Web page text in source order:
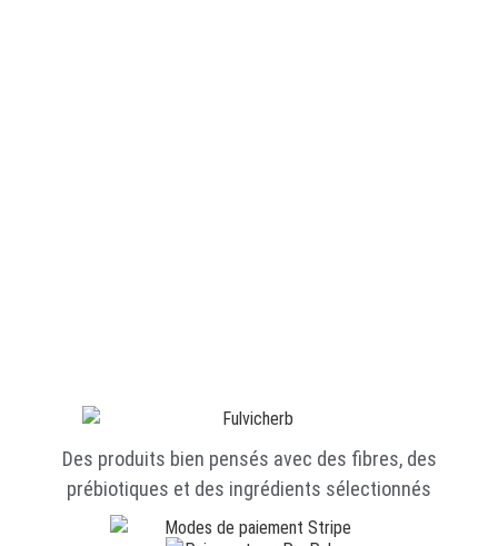
Des produits bien pensés avec des fibres, des
prébiotiques et des ingrédients sélectionnés